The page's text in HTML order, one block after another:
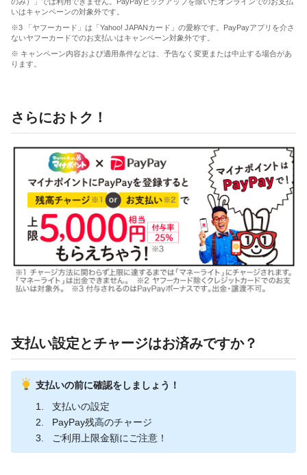
いはキャンペーンの対象外です。
※3 「ヤフーカード」は「Yahoo! JAPANカード」の愛称です。PayPayアプリを介さ
ないヤフーカードでのお支払いはキャンペーン対象外です。
※ キャンペーン内容および適用条件などは、予告なく変更または中止する場合があ
ります。
さらにおトク！
支払い設定とチャージはお済みですか？
支払いの前に確認をしましょう！
支払いの設定
PayPay残高のチャージ
ご利用上限金額にご注意！